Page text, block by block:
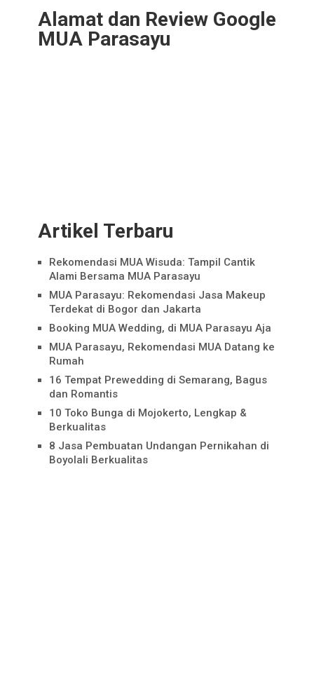
Alamat dan Review Google
MUA Parasayu
Artikel Terbaru
Rekomendasi MUA Wisuda: Tampil Cantik
Alami Bersama MUA Parasayu
MUA Parasayu: Rekomendasi Jasa Makeup
Terdekat di Bogor dan Jakarta
Booking MUA Wedding, di MUA Parasayu Aja
MUA Parasayu, Rekomendasi MUA Datang ke
Rumah
16 Tempat Prewedding di Semarang, Bagus
dan Romantis
10 Toko Bunga di Mojokerto, Lengkap &
Berkualitas
8 Jasa Pembuatan Undangan Pernikahan di
Boyolali Berkualitas